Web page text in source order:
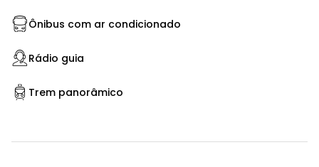
Ônibus com ar condicionado
Rádio guia
Trem panorâmico